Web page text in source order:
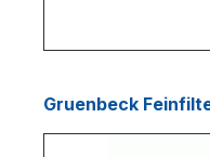
Gruenbeck